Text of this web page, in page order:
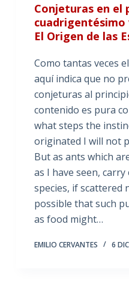
Conjeturas en el
El Origen de las
Como tantas veces
aquí indica que no
conjeturas al
contenido es
what steps the
originated I will not
But as ants which
as I have seen,
species, if scattered
possible that such
as food might…
EMILIO CERVANTES 6